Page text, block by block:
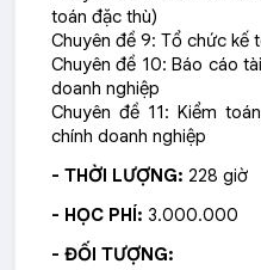
toán đặc thù)
Chuyên đề 9: Tổ chức kế
Chuyên đề 10: Báo cáo
doanh nghiệp
Chuyên đề 11: Kiểm
chính doanh nghiệp
- THỜI LƯỢNG: 228 giờ
- HỌC PHÍ: 3.000.000
- ĐỐI TƯỢNG: